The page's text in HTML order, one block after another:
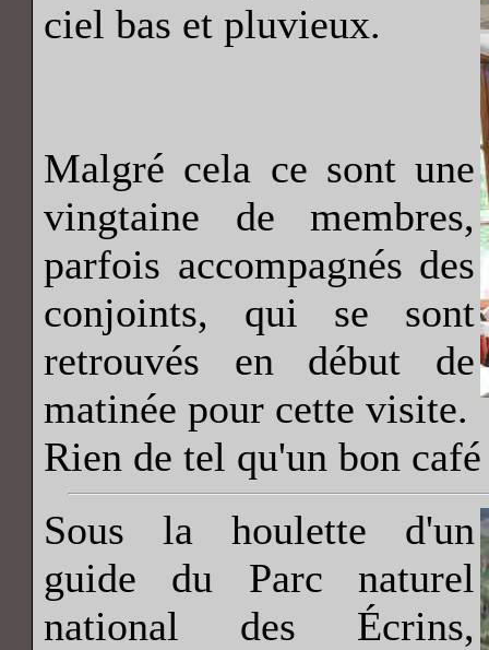
ciel bas et pluvieux.
Malgré cela ce sont une
vingtaine de membres,
parfois accompagnés des
conjoints, qui se sont
retrouvés en début de
matinée pour cette visite.
Rien de tel qu'un bon
Sous la houlette d'un
guide du Parc naturel
national des Écrins,